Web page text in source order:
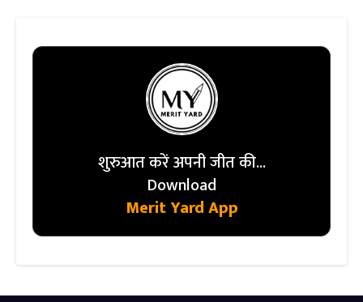
शुरुआत करें अपनी जीत की...
Download
Merit Yard App